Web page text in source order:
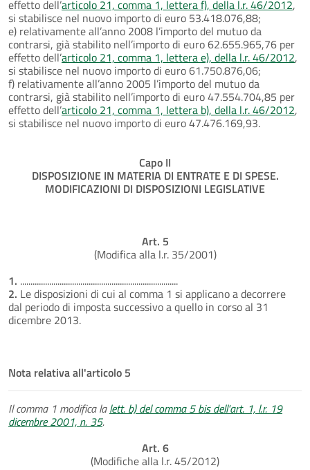
effetto dell’articolo 21, comma 1, lettera f), della l.r. 46/2012,
si stabilisce nel nuovo importo di euro 53.418.076,88;
e) relativamente all’anno 2008 l’importo del mutuo da
contrarsi, già stabilito nell’importo di euro 62.655.965,76 per
effetto dell’articolo 21, comma 1, lettera e), della l.r. 46/2012,
si stabilisce nel nuovo importo di euro 61.750.876,06;
f) relativamente all’anno 2005 l’importo del mutuo da
contrarsi, già stabilito nell’importo di euro 47.554.704,85 per
effetto dell’articolo 21, comma 1, lettera b), della l.r. 46/2012,
si stabilisce nel nuovo importo di euro 47.476.169,93.
Capo II
DISPOSIZIONE IN MATERIA DI ENTRATE E DI SPESE.
MODIFICAZIONI DI DISPOSIZIONI LEGISLATIVE
Art. 5
(Modifica alla l.r. 35/2001)
1. ............................................................................
2. Le disposizioni di cui al comma 1 si applicano a decorrere
dal periodo di imposta successivo a quello in corso al 31
dicembre 2013.
Nota relativa all'articolo 5
Il comma 1 modifica lalett. b) del comma 5 bis dell'art. 1, l.r. 19
dicembre 2001, n. 35.
Art. 6
(Modifiche alla l.r. 45/2012)